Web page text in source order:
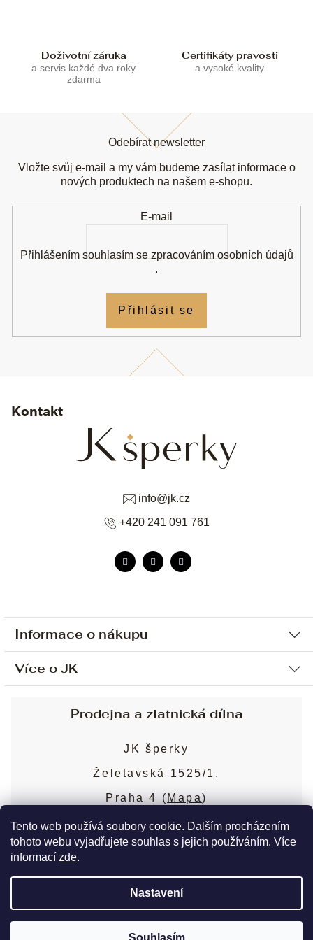
Tento web používá soubory cookie. Dalším procházením
tohoto webu vyjadřujete souhlas s jejich používáním. Více
informací zde.
Nastavení
Souhlasím
Doživotní záruka
a servis každé dva roky
zdarma
Certifikáty pravosti
a vysoké kvality
Informace o nákupu
Ochrana osobních údajů
Sjednání osobní schůzky
Obchodní podmínky
Puncovní značky
Více o JK
Blog
Nejčastější dotazy
Kontakt
info@jk.cz
+420 241 091 761
Odebírat newsletter
Vložte svůj e-mail a my vám budeme zasílat informace o
nových produktech na našem e-shopu.
E-mail
Přihlášením souhlasím se zpracováním osobních údajů
.
Přihlásit se
Prodejna a zlatnická dílna
JK šperky
Želetavská 1525/1,
Praha 4 ( Mapa)
Více o prodejně
Copyright 2026JK šperky. Všechna práva
Upravit nastavení cookies